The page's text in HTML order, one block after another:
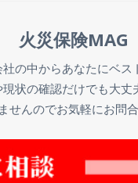
火災保険MAG
の中からあなたにベス
状の確認だけでも大丈
せんのでお気軽にお問合